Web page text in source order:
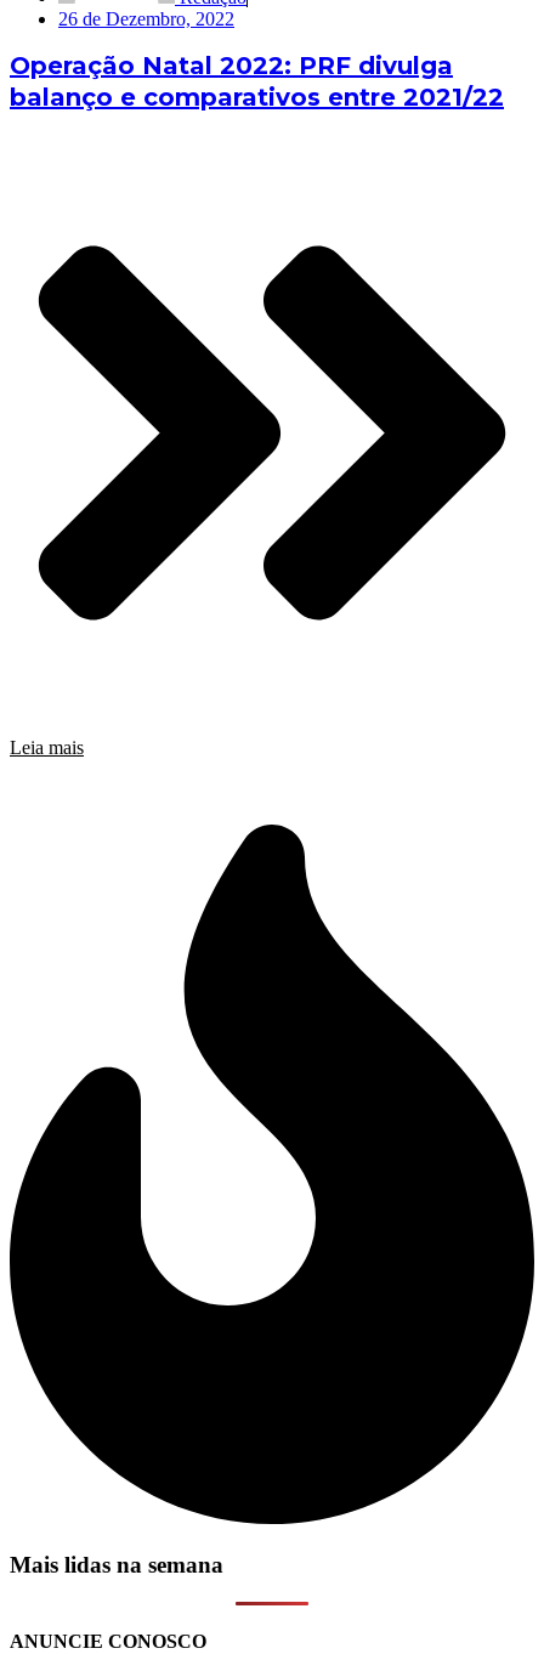
26 de Dezembro, 2022
Operação Natal 2022: PRF divulga
balanço e comparativos entre 2021/22
Leia mais
Mais lidas na semana
ANUNCIE CONOSCO